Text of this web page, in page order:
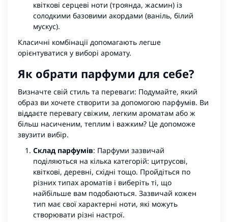
квіткові серцеві ноти (троянда, жасмин) із
солодкими базовими акордами (ваніль, білий
мускус).
Класичні комбінації допомагають легше
орієнтуватися у виборі аромату.
Як обрати парфуми для себе?
Визначте свій стиль та переваги: Подумайте, який
образ ви хочете створити за допомогою парфумів. Ви
віддаєте перевагу свіжим, легким ароматам або ж
більш насиченим, теплим і важким? Це допоможе
звузити вибір.
Склад парфумів: Парфуми зазвичай
поділяються на кілька категорій: цитрусові,
квіткові, деревні, східні тощо. Пройдіться по
різних типах ароматів і виберіть ті, що
найбільше вам подобаються. Зазвичай кожен
тип має свої характерні ноти, які можуть
створювати різні настрої.